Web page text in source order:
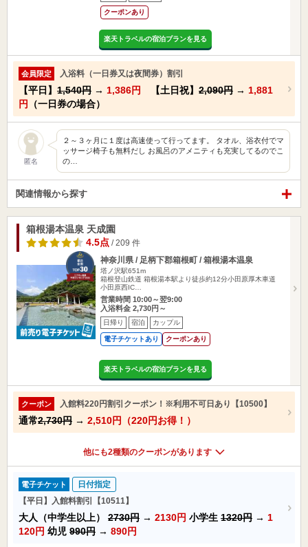
クーポンあり
楽天トラベルの宿泊プランを見る
会員限定 入浴料（一日券又は夜間券）割引
【平日】 1,540円 → 1,386円 【土日祝】 2,090円 → 1,881
円
（一日券の場合）
匿名
２～３ヶ月に１度は高速使って行ってます。 タオル、浴衣付でマ
ッサージ椅子も無料だし お風呂のアメニティも充実してるのでこ
の…
関連情報から探す
箱根湯本温泉 天成園
4.5点 / 209 件
神奈川県 / 足柄下郡箱根町 / 箱根湯本温泉
塔ノ沢駅651m
箱根登山鉄道 箱根湯本駅より徒歩約12分小田原厚木車道
小田原西IC…
営業時間 10:00～翌9:00
入浴料金 2,730円～
日帰り 宿泊 カップル
電子チケットあり クーポンあり
楽天トラベルの宿泊プランを見る
クーポン 入館料220円割引クーポン！※利用不可日あり【10500】
通常2,730円 → 2,510円（220円お得！）
他にも2種類のクーポンがあります
電子チケット
日付指定
【平日】入館料割引【10511】
大人（中学生以上） 2730円 → 2130円 小学生 1320円 → 1
120円 幼児 990円 → 890円